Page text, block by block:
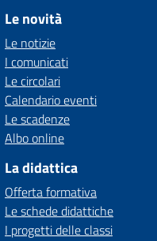
Le novità
Le notizie
I comunicati
Le circolari
Calendario eventi
Le scadenze
Albo online
La didattica
Offerta formativa
Le schede didattiche
I progetti delle classi